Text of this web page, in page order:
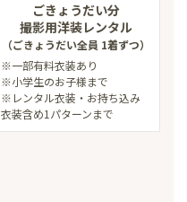
ごきょうだい分
撮影用洋装レンタル
（ごきょうだい全員 1着ずつ）
※一部有料衣装あり
※小学生のお子様まで
※レンタル衣装・お持ち込み
衣装含め1パターンまで